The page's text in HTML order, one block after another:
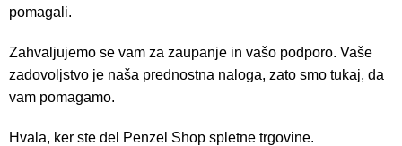
pomagali.
Zahvaljujemo se vam za zaupanje in vašo podporo. Vaše
zadovoljstvo je naša prednostna naloga, zato smo tukaj, da
vam pomagamo.
Hvala, ker ste del Penzel Shop spletne trgovine.